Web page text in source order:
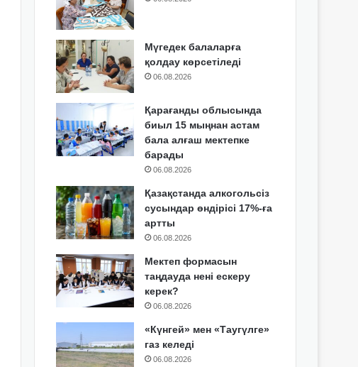
Мүгедек балаларға
қолдау көрсетіледі
06.08.2026
Қарағанды облысында
биыл 15 мыңнан астам
бала алғаш мектепке
барады
06.08.2026
Қазақстанда алкогольсіз
сусындар өндірісі 17%-ға
артты
06.08.2026
Мектеп формасын
таңдауда нені ескеру
керек?
06.08.2026
«Күнгей» мен «Таугүлге»
газ келеді
06.08.2026